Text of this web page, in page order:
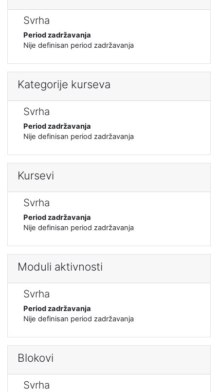
Svrha
Period zadržavanja
Nije definisan period zadržavanja
Kategorije kurseva
Svrha
Period zadržavanja
Nije definisan period zadržavanja
Kursevi
Svrha
Period zadržavanja
Nije definisan period zadržavanja
Moduli aktivnosti
Svrha
Period zadržavanja
Nije definisan period zadržavanja
Blokovi
Svrha